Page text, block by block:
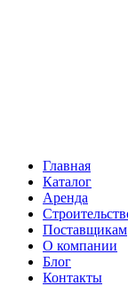
Главная
Каталог
Аренда
Поставщикам
О компании
Блог
Контакты